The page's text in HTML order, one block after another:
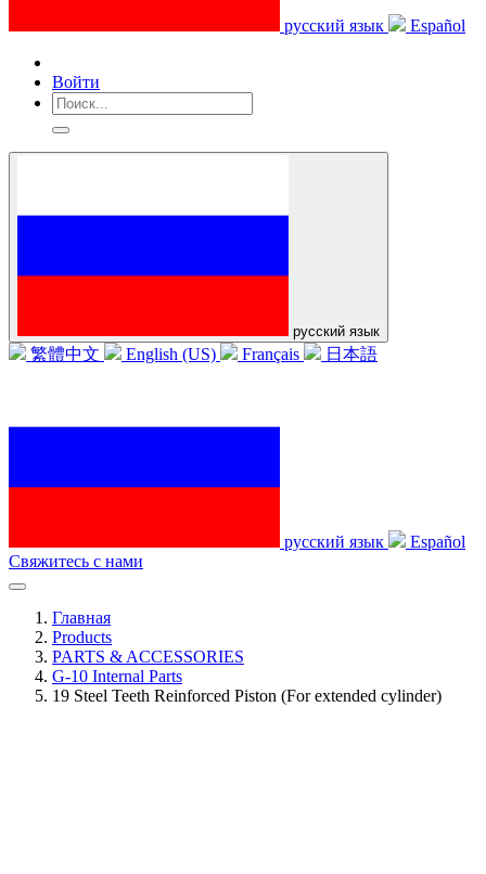
русский язык Español
Войти
русский язык
繁體中文 English (US) Français 日本語
русский язык
Español
Свяжитесь с нами
Главная
Products
PARTS & ACCESSORIES
G-10 Internal Parts
19 Steel Teeth Reinforced Piston (For extended cylinder)